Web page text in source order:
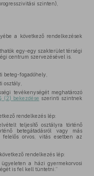
szinten),
a következő rendelkezések
egy-egy szakterület térségi
centrum szervezésével is.
beteg-fogadóhely,
osztály,
tevékenységét meghatározó
(2) bekezdése szerinti szintnek
rendelkezés lép:
teljesítő osztályra történő
betegátadásról vagy más
orvos, vitás esetben az
rendelkezés lép:
a házi gyermekorvosi
is fel kell tüntetni.”